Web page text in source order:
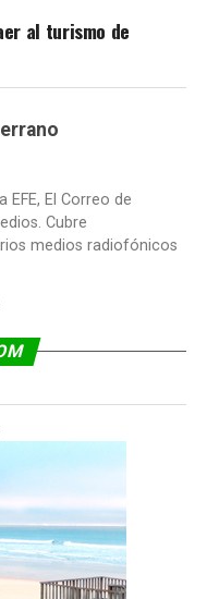
al turismo de
El Correo de
Cubre
medios radiofónicos